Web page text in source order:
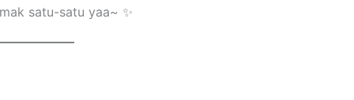
satu-satu yaa~ ✨